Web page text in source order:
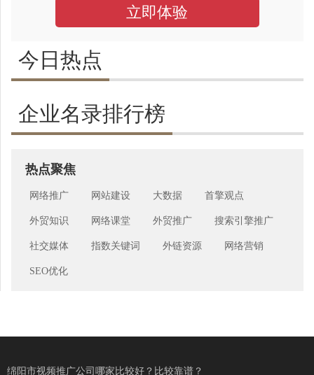
立即体验
今日热点
企业名录排行榜
热点聚焦
网络推广 网站建设 大数据 首擎观点
外贸知识 网络课堂 外贸推广 搜索引擎推广
社交媒体 指数关键词 外链资源 网络营销
SEO优化
绵阳市视频推广公司哪家比较好？比较靠谱？